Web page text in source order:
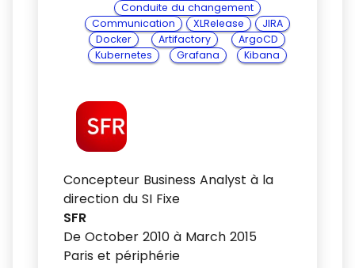
Conduite du changement
Communication
XLRelease
JIRA
Docker
Artifactory
ArgoCD
Kubernetes
Grafana Kibana
Concepteur Business Analyst à la
direction du SI Fixe
SFR
De October 2010 à March 2015
Paris et périphérie